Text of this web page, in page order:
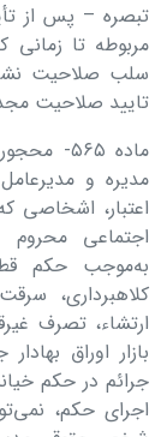
تبصره – پس از
مربوطه تا
سلب صلاحیت
تایید صلاحیت
ماده
مدیره و
اعتبار، اشخاصی
اجتماعی
به‌موجب حکم
کلاهبرداری،
ارتشاء، تصرف
جرائم در حکم
اجرای حکم،